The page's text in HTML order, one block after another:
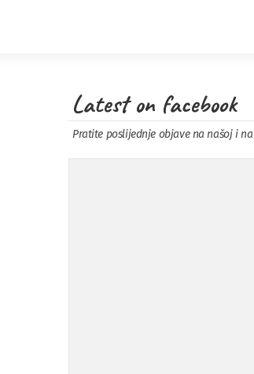
Latest on facebook
Pratite poslijednje objave na našoj i